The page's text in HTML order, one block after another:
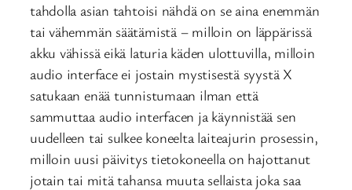
tahdolla asian tahtoisi nähdä on se aina enemmän
tai vähemmän säätämistä – milloin on läppärissä
akku vähissä eikä laturia käden ulottuvilla, milloin
audio interface ei jostain mystisestä syystä X
satukaan enää tunnistumaan ilman että
sammuttaa audio interfacen ja käynnistää sen
uudelleen tai sulkee koneelta laiteajurin prosessin,
milloin uusi päivitys tietokoneella on hajottanut
jotain tai mitä tahansa muuta sellaista joka saa